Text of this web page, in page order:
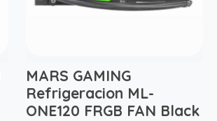
MARS GAMING
Refrigeracion ML-
ONE120 FRGB FAN Black